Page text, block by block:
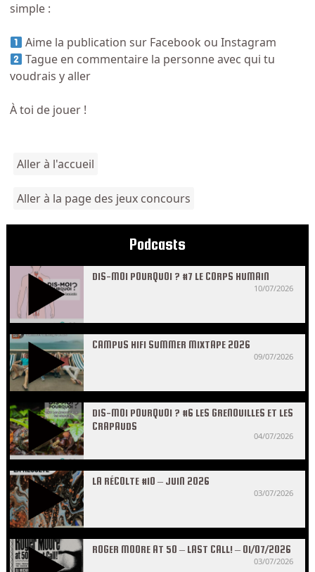
simple :
Aime la publication sur Facebook ou Instagram
Tague en commentaire la personne avec qui tu
voudrais y aller
À toi de jouer !
Aller à l'accueil
Aller à la page des jeux concours
Podcasts
DIS-MOI POURQUOI ? #7 LE CORPS HUMAIN
10/07/2026
CAMPUS HIFI SUMMER MIXTAPE 2026
09/07/2026
DIS-MOI POURQUOI ? #6 LES GRENOUILLES ET LES
CRAPAUDS
04/07/2026
LA RÉCOLTE #10 – JUIN 2026
03/07/2026
ROGER MOORE AT 50 – LAST CALL! – 01/07/2026
03/07/2026